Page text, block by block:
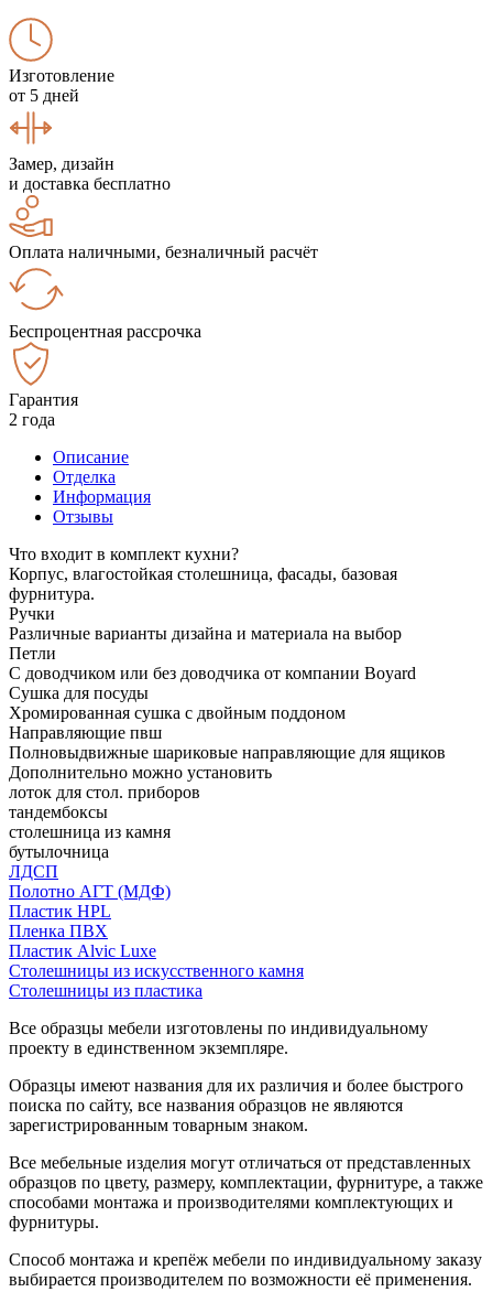
Изготовление
от 5 дней
Замер, дизайн
и доставка бесплатно
Оплата наличными, безналичный расчёт
Беспроцентная рассрочка
Гарантия
2 года
Описание
Отделка
Информация
Отзывы
Что входит в комплект кухни?
Корпус, влагостойкая столешница, фасады, базовая
фурнитура.
Ручки
Различные варианты дизайна и материала на выбор
Петли
С доводчиком или без доводчика от компании Boyard
Сушка для посуды
Хромированная сушка с двойным поддоном
Направляющие пвш
Полновыдвижные шариковые направляющие для ящиков
Дополнительно можно установить
лоток для стол. приборов
тандембоксы
столешница из камня
бутылочница
ЛДСП
Полотно АГТ (МДФ)
Пластик HPL
Пленка ПВХ
Пластик Alvic Luxe
Столешницы из искусственного камня
Столешницы из пластика
Все образцы мебели изготовлены по индивидуальному
проекту в единственном экземпляре.
Образцы имеют названия для их различия и более быстрого
поиска по сайту, все названия образцов не являются
зарегистрированным товарным знаком.
Все мебельные изделия могут отличаться от представленных
образцов по цвету, размеру, комплектации, фурнитуре, а также
способами монтажа и производителями комплектующих и
фурнитуры.
Способ монтажа и крепёж мебели по индивидуальному заказу
выбирается производителем по возможности её применения.